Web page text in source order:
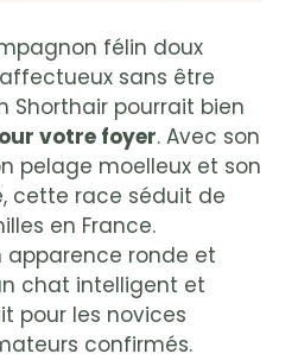
félin doux
sans être
Shorthair pourrait bien
votre foyer. Avec son
pelage moelleux et son
cette race séduit de
en France.
apparence ronde et
chat intelligent et
pour les novices
confirmés.